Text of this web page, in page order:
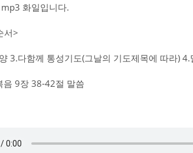
화일입니다.
서>
3.다함께 통성기도(그날의 기도제목에 따라)
음 9장 38-42절 말씀